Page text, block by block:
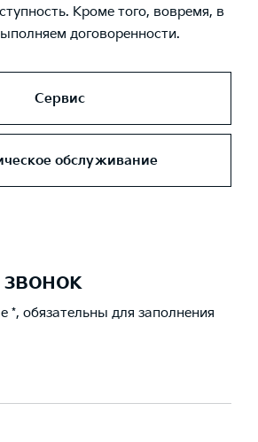
Кроме того, вовремя, в
договоренности.
Сервис
обслуживание
*, обязательны для заполнения